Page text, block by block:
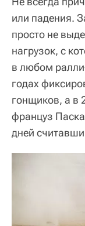
или падения.
просто не
нагрузок, с
в любом
годах
гонщиков, а в
француз
дней